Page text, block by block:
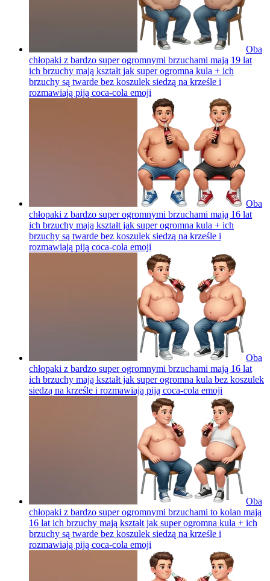
Oba
chłopaki z bardzo super ogromnymi brzuchami mają 19 lat
ich brzuchy mają kształt jak super ogromna kula + ich
brzuchy są twarde bez koszulek siedzą na krześle i
rozmawiają piją coca-cola emoji
Oba
chłopaki z bardzo super ogromnymi brzuchami mają 16 lat
ich brzuchy mają kształt jak super ogromna kula + ich
brzuchy są twarde bez koszulek siedzą na krześle i
rozmawiają piją coca-cola emoji
Oba
chłopaki z bardzo super ogromnymi brzuchami mają 16 lat
ich brzuchy mają kształt jak super ogromna kula bez koszulek
siedzą na krześle i rozmawiają piją coca-cola emoji
Oba
chłopaki z bardzo super ogromnymi brzuchami to kolan mają
16 lat ich brzuchy mają kształt jak super ogromna kula + ich
brzuchy są twarde bez koszulek siedzą na krześle i
rozmawiają piją coca-cola emoji